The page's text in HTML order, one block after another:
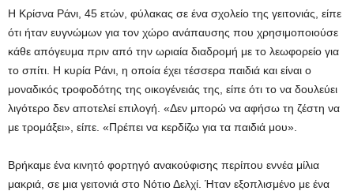
Η Κρίσνα Ράνι, 45 ετών, φύλακας σε ένα σχολείο της γειτονιάς, είπε
ότι ήταν ευγνώμων για τον χώρο ανάπαυσης που χρησιμοποιούσε
κάθε απόγευμα πριν από την ωριαία διαδρομή με το λεωφορείο για
το σπίτι. Η κυρία Ράνι, η οποία έχει τέσσερα παιδιά και είναι ο
μοναδικός τροφοδότης της οικογένειάς της, είπε ότι το να δουλεύει
λιγότερο δεν αποτελεί επιλογή. «Δεν μπορώ να αφήσω τη ζέστη να
με τρομάξει», είπε. «Πρέπει να κερδίζω για τα παιδιά μου».
Βρήκαμε ένα κινητό φορτηγό ανακούφισης περίπου εννέα μίλια
μακριά, σε μια γειτονιά στο Νότιο Δελχί. Ήταν εξοπλισμένο με ένα